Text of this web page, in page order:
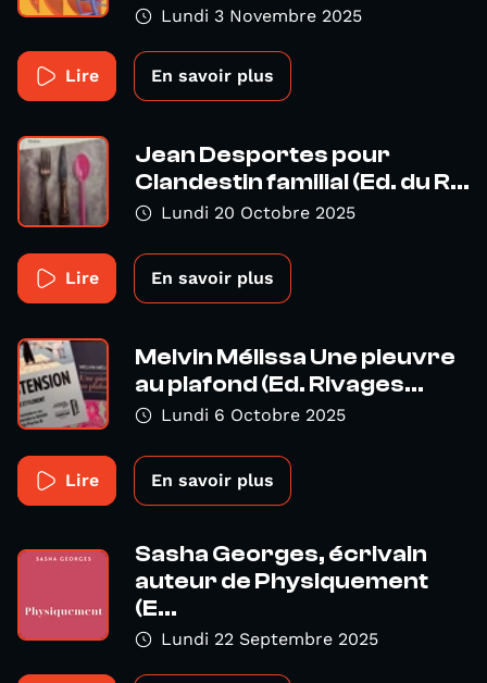
Lundi 3 Novembre 2025
Lire En savoir plus
Jean Desportes pour
Clandestin familial (Ed. du R...
Lundi 20 Octobre 2025
Lire En savoir plus
Melvin Mélissa Une pieuvre
au plafond (Ed. Rivages...
Lundi 6 Octobre 2025
Lire En savoir plus
Sasha Georges, écrivain
auteur de Physiquement
(E...
Lundi 22 Septembre 2025